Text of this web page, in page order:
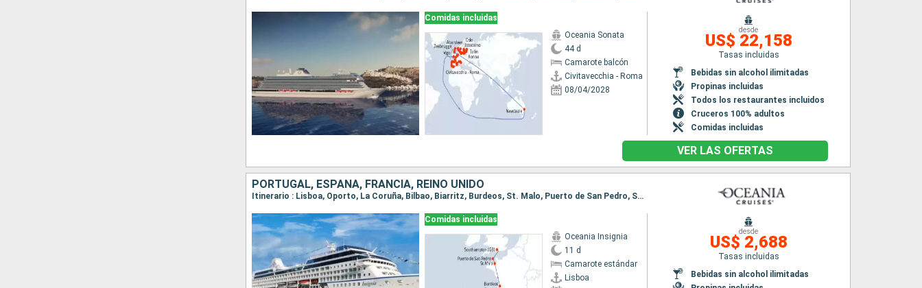
Comidas incluidas
Oceania Sonata
44 d
Camarote balcón
Civitavecchia - Roma
08/04/2028
desde
US$ 22,158
Tasas incluidas
Bebidas sin alcohol ilimitadas
Propinas incluidas
Todos los restaurantes incluidos
Cruceros 100% adultos
Comidas incluidas
VER LAS OFERTAS
PORTUGAL, ESPAÑA, FRANCIA, REINO UNIDO
Itinerario : Lisboa, Oporto, La Coruña, Bilbao, Biarritz, Burdeos, St. Malo, Puerto de San Pedro, Southampton
Comidas incluidas
Oceania Insignia
11 d
Camarote estándar
Lisboa
desde
US$ 2,688
Tasas incluidas
Bebidas sin alcohol ilimitadas